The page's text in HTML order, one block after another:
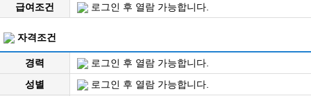
급여조건
로그인 후 열람 가능합니다.
자격조건
경력
로그인 후 열람 가능합니다.
성별
로그인 후 열람 가능합니다.